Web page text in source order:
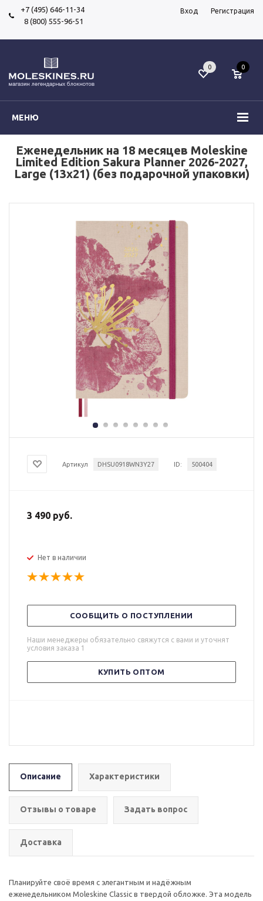
+7 (495) 646-11-34
8 (800) 555-96-51
Вход Регистрация
МЕНЮ
0 0
Еженедельник на 18 месяцев Moleskine
Limited Edition Sakura Planner 2026-2027,
Large (13x21) (без подарочной упаковки)
Артикул DHSU0918WN3Y27 ID: 500404
3 490 руб.
Нет в наличии
СООБЩИТЬ О ПОСТУПЛЕНИИ
Наши менеджеры обязательно свяжутся с вами и уточнят
условия заказа 1
КУПИТЬ ОПТОМ
Описание Характеристики
Отзывы о товаре Задать вопрос
Доставка
Планируйте своё время с элегантным и надёжным
еженедельником Moleskine Classic в твердой обложке. Эта модель